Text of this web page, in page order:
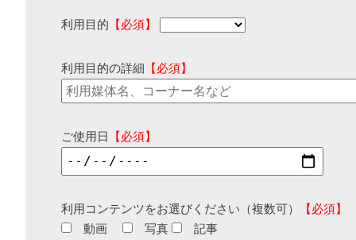
利用目的 【必須】
利用目的の詳細 【必須】
ご使用日 【必須】
利用コンテンツをお選びください（複数可）
【必須】
動画
写真 記事